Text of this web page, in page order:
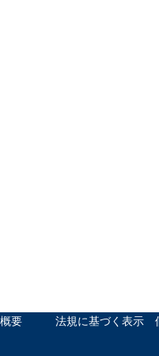
要 法規に基づく表示